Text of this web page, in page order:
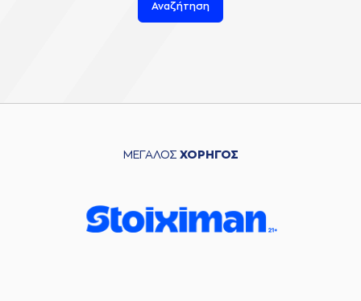
Αναζήτηση
ΜΕΓΑΛΟΣ ΧΟΡΗΓΟΣ